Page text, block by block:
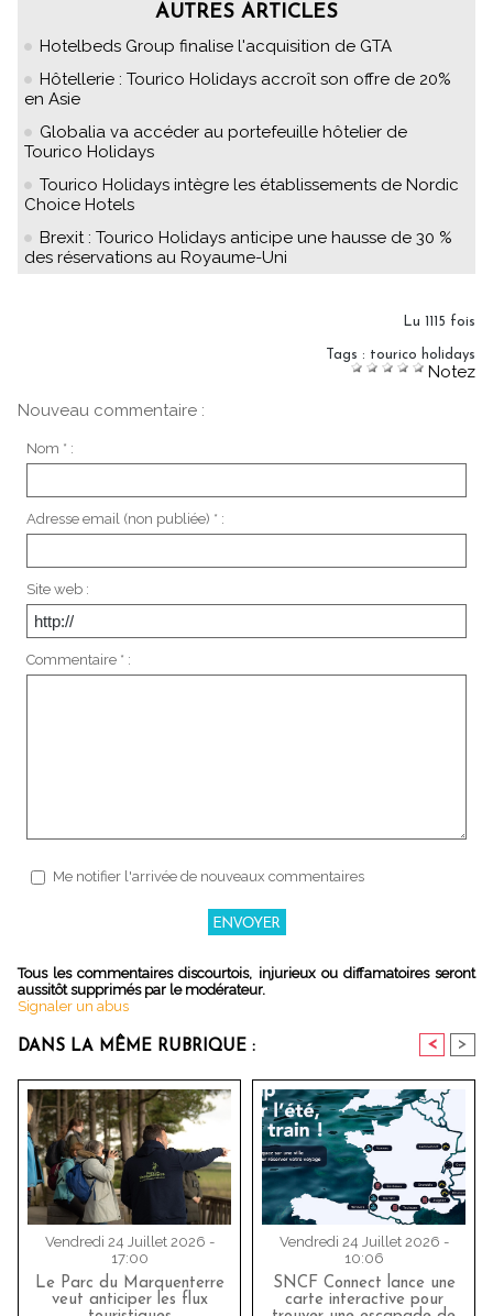
AUTRES ARTICLES
Hotelbeds Group finalise l'acquisition de GTA
Hôtellerie : Tourico Holidays accroît son offre de 20%
en Asie
Globalia va accéder au portefeuille hôtelier de
Tourico Holidays
Tourico Holidays intègre les établissements de Nordic
Choice Hotels
Brexit : Tourico Holidays anticipe une hausse de 30 %
des réservations au Royaume-Uni
Lu 1115 fois
Tags : tourico holidays
Notez
Nouveau commentaire :
Nom * :
Adresse email (non publiée) * :
Site web :
Commentaire * :
Me notifier l'arrivée de nouveaux commentaires
Tous les commentaires discourtois, injurieux ou diffamatoires seront
aussitôt supprimés par le modérateur.
Signaler un abus
DANS LA MÊME RUBRIQUE : < >
Vendredi 24 Juillet 2026 -
17:00
Le Parc du Marquenterre
veut anticiper les flux
Vendredi 24 Juillet 2026 -
10:06
SNCF Connect lance une
carte interactive pour